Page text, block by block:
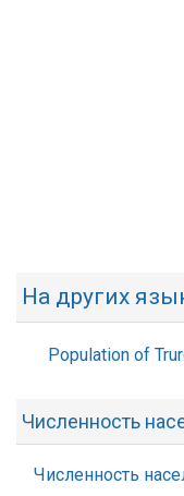
На других
Population of
Численность
Численность